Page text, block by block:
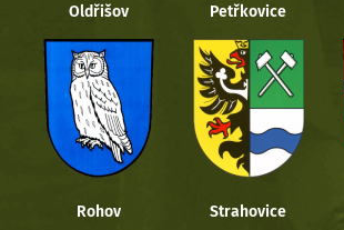
Oldřišov Petřkovice
Rohov Strahovice